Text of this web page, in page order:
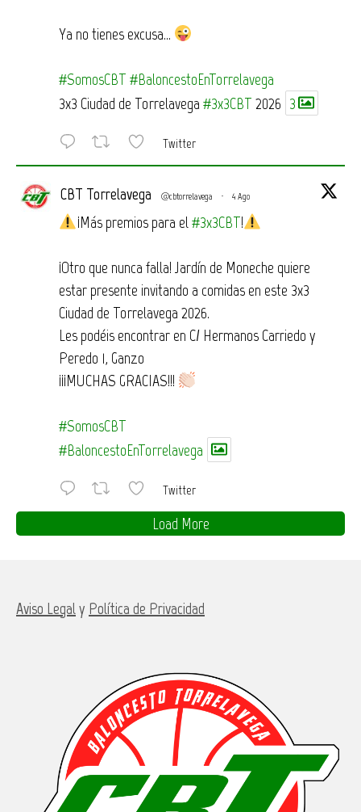
Ya no tienes excusa…
#SomosCBT #BaloncestoEnTorrelavega
3x3 Ciudad de Torrelavega#3x3CBT 2026 3
Twitter
CBT Torrelavega @cbtorrelavega · 4 Ago
¡Más premios para el#3x3CBT!
¡Otro que nunca falla! Jardín de Moneche quiere
estar presente invitando a comidas en este 3x3
Ciudad de Torrelavega 2026.
Les podéis encontrar en C/ Hermanos Carriedo y
Peredo 1, Ganzo
¡¡¡MUCHAS GRACIAS!!!
#SomosCBT
#BaloncestoEnTorrelavega
Twitter
Load More
Aviso Legaly Política de Privacidad